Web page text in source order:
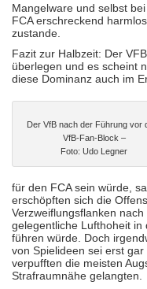
Mangelware und selbst
FCA erschreckend
zustande.
Fazit zur Halbzeit: Der
überlegen und es scheint
diese Dominanz auch im
Der VfB nach der Führung vor
VfB-Fan-Block –
Foto: Udo Legner
für den FCA sein würde,
erschöpften sich die
Verzweif­lungs­flanken
gelegent­liche Lufthoheit in
führen würde. Doch
von Spielideen sei erst
verpufften die meisten
Strafraum­nähe gelangten.